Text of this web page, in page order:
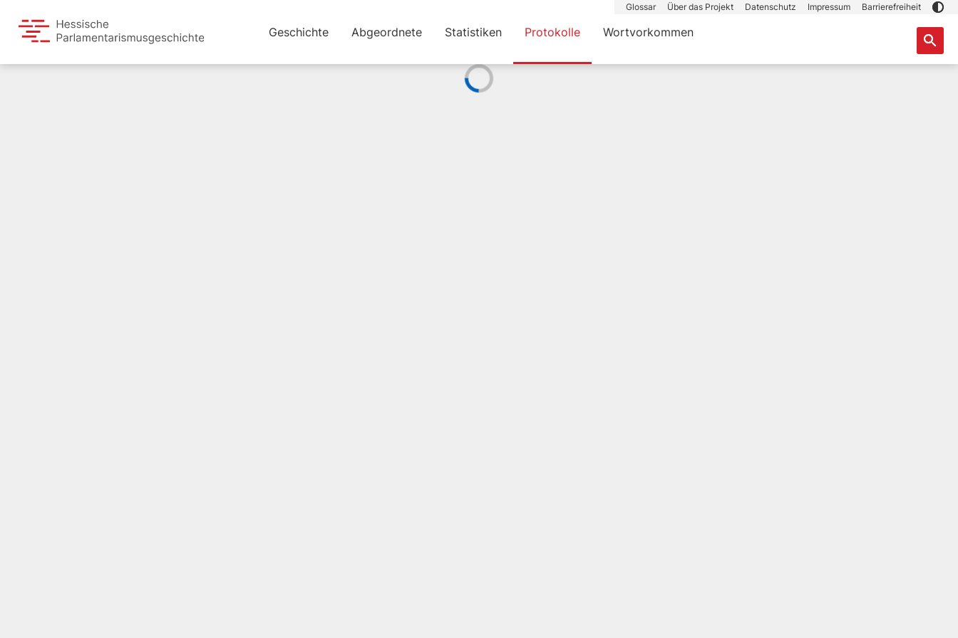
Glossar Über das Projekt Datenschutz Impressum Barrierefreiheit
Geschichte Abgeordnete Statistiken Protokolle Wortvorkommen